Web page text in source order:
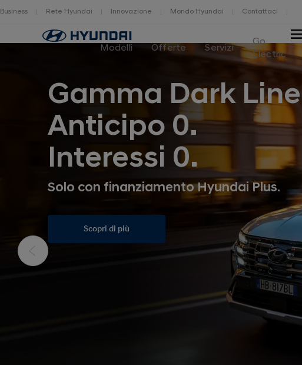
Business Rete Hyundai Innovazione Mondo Hyundai Contattaci
Modelli Offerte Servizi
Go
Electric
Gamma Dark Line
Anticipo 0.
Interessi 0.
Solo con finanziamento Hyundai Plus.
Scopri di più